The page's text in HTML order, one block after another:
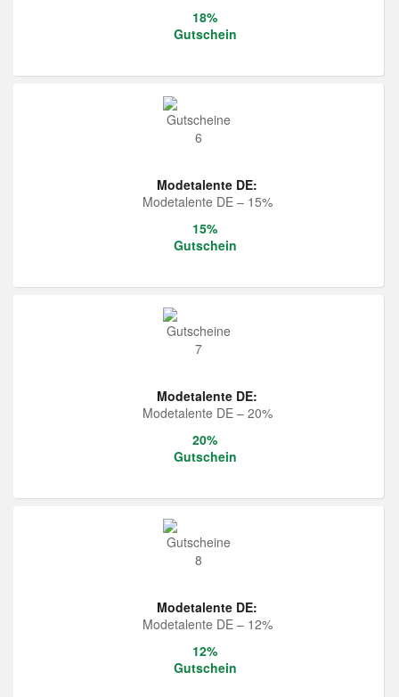
18%
Gutschein
Modetalente DE:
Modetalente DE – 15%
15%
Gutschein
Modetalente DE:
Modetalente DE – 20%
20%
Gutschein
Modetalente DE:
Modetalente DE – 12%
12%
Gutschein